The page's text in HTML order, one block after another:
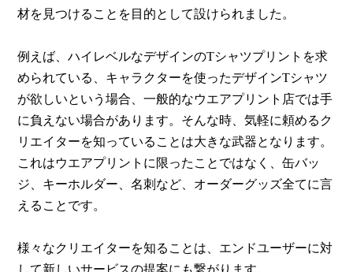
材を見つけることを目的として設けられました。
例えば、ハイレベルなデザインのTシャツプリントを求
められている、キャラクターを使ったデザインTシャツ
が欲しいという場合、一般的なウエアプリント店では手
に負えない場合があります。そんな時、気軽に頼めるク
リエイターを知っていることは大きな武器となります。
これはウエアプリントに限ったことではなく、缶バッ
ジ、キーホルダー、名刺など、オーダーグッズ全てに言
えることです。
様々なクリエイターを知ることは、エンドユーザーに対
して新しいサービスの提案にも繋がります。